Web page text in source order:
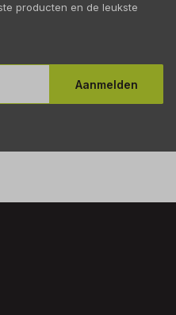
producten en de leukste
Aanmelden